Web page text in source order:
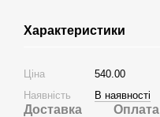
Характеристики
Ціна
540.00
Наявність
В наявності
Доставка Оплата